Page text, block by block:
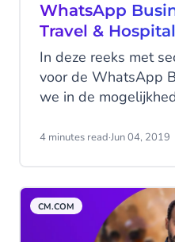
WhatsApp
Travel &
In deze reeks met
voor de WhatsApp
we in de
industrie. Hoe kun je
klantenservice
klantervaring
4 minutes read·Jun 04, 2019
CM.COM